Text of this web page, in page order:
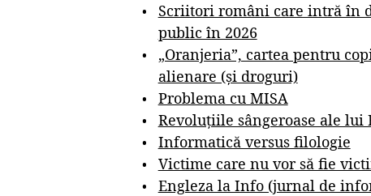
Scriitori români care intră în
public în 2026
„Oranjeria”, cartea pentru
alienare (și droguri)
Problema cu MISA
Revoluțiile sângeroase ale lui
Informatică versus filologie
Victime care nu vor să fie
Engleza la Info (jurnal de